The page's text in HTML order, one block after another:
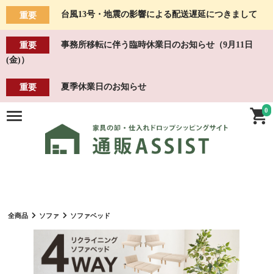
重要 台風13号・地震の影響による配送遅延につきまして
重要
事務所移転に伴う臨時休業日のお知らせ（9月11日
(金)）
重要 夏季休業日のお知らせ
0
全商品 ソファ ソファベッド